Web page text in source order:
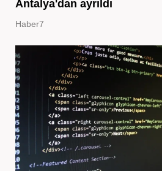
Antalya'dan ayrıldı
Haber7